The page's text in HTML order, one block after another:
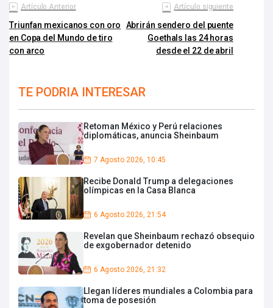
Artículo Anterior
Triunfan mexicanos con oro
en Copa del Mundo de tiro
con arco
Artículo siguiente
Abrirán sendero del puente
Goethals las 24 horas
desde el 22 de abril
TE PODRIA INTERESAR
Retoman México y Perú relaciones
diplomáticas, anuncia Sheinbaum
7 Agosto 2026, 10:45
Recibe Donald Trump a delegaciones
olímpicas en la Casa Blanca
6 Agosto 2026, 21:54
Revelan que Sheinbaum rechazó obsequio
de exgobernador detenido
6 Agosto 2026, 21:32
Llegan líderes mundiales a Colombia para
toma de posesión